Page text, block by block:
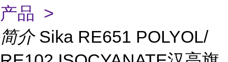
产品 >
简介 Sika RE651 POLYOL/